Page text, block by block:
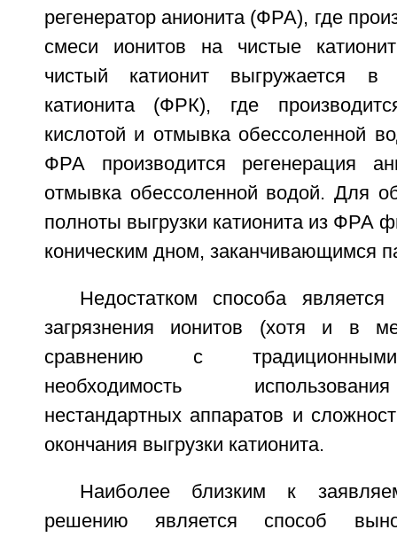
регенератор анионита (ФРА), где
смеси ионитов на чистые
чистый катионит выгружается в
катионита (ФРК), где
кислотой и отмывка обессоленной
ФРА производится регенерация
отмывка обессоленной водой. Для
полноты выгрузки катионита из ФРА
коническим дном, заканчивающимся
Недостатком способа
загрязнения ионитов (хотя и в
сравнению с традиционными
необходимость
нестандартных аппаратов и
окончания выгрузки катионита.
Наиболее близким к
решению является способ